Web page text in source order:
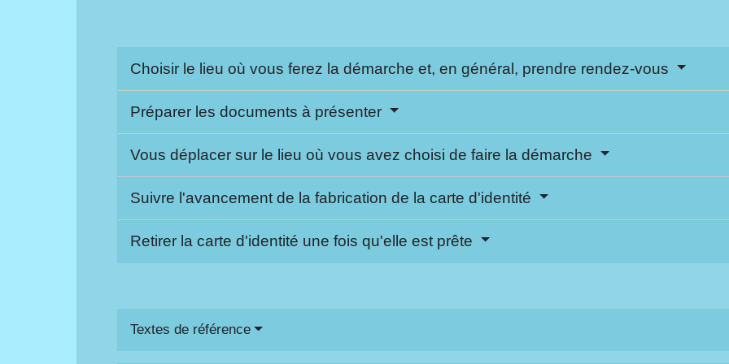
Choisir le lieu où vous ferez la démarche et, en général, prendre rendez-vous
Préparer les documents à présenter
Vous déplacer sur le lieu où vous avez choisi de faire la démarche
Suivre l'avancement de la fabrication de la carte d'identité
Retirer la carte d'identité une fois qu'elle est prête
Textes de référence